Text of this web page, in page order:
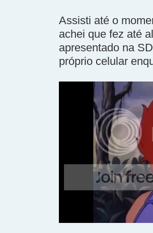
Assisti até o
achei que fez até
apresentado na
próprio celular